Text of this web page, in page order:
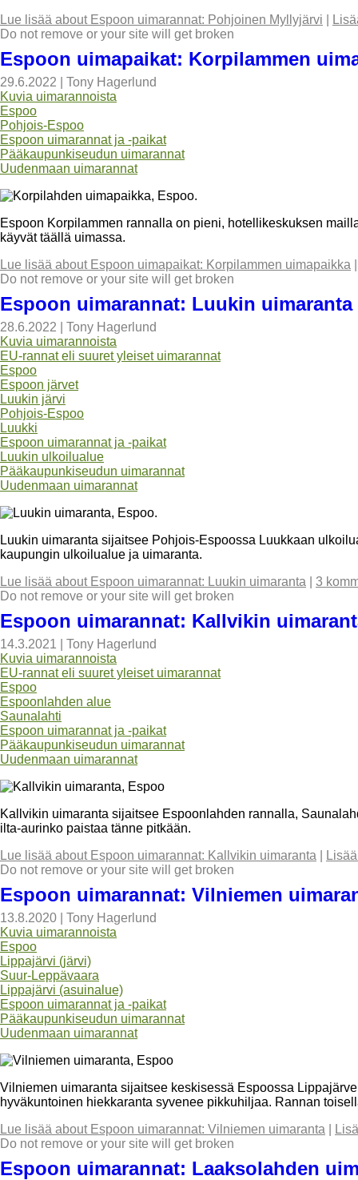
Lue lisää about Espoon uimarannat: Pohjoinen Myllyjärvi
Do not remove or your site will get broken
Espoon uimapaikat: Korpilammen
29.6.2022
Tony Hagerlund
Kuvia uimarannoista
Espoo
Pohjois-Espoo
Espoon uimarannat ja -paikat
Pääkaupunkiseudun uimarannat
Uudenmaan uimarannat
Espoon Korpilammen rannalla on pieni, hotellikeskuksen
käyvät täällä uimassa.
Lue lisää about Espoon uimapaikat: Korpilammen uimapaikka
Do not remove or your site will get broken
Espoon uimarannat: Luukin uimaranta
28.6.2022
Tony Hagerlund
Kuvia uimarannoista
EU-rannat eli suuret yleiset uimarannat
Espoo
Espoon järvet
Luukin järvi
Pohjois-Espoo
Luukki
Espoon uimarannat ja -paikat
Luukin ulkoilualue
Pääkaupunkiseudun uimarannat
Uudenmaan uimarannat
Luukin uimaranta sijaitsee Pohjois-Espoossa Luukkaan
kaupungin ulkoilualue ja uimaranta.
Lue lisää about Espoon uimarannat: Luukin uimaranta
3
Do not remove or your site will get broken
Espoon uimarannat: Kallvikin
14.3.2021
Tony Hagerlund
Kuvia uimarannoista
EU-rannat eli suuret yleiset uimarannat
Espoo
Espoonlahden alue
Saunalahti
Espoon uimarannat ja -paikat
Pääkaupunkiseudun uimarannat
Uudenmaan uimarannat
Kallvikin uimaranta sijaitsee Espoonlahden rannalla,
ilta-aurinko paistaa tänne pitkään.
Lue lisää about Espoon uimarannat: Kallvikin uimaranta
Do not remove or your site will get broken
Espoon uimarannat: Vilniemen
13.8.2020
Tony Hagerlund
Kuvia uimarannoista
Espoo
Lippajärvi (järvi)
Suur-Leppävaara
Lippajärvi (asuinalue)
Espoon uimarannat ja -paikat
Pääkaupunkiseudun uimarannat
Uudenmaan uimarannat
Vilniemen uimaranta sijaitsee keskisessä Espoossa
hyväkuntoinen hiekkaranta syvenee pikkuhiljaa. Rannan
Lue lisää about Espoon uimarannat: Vilniemen uimaranta
Do not remove or your site will get broken
Espoon uimarannat: Laaksolahden